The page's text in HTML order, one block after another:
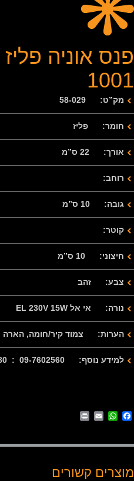
פנס אוניה
1001
מק”ט: 58-029
חומר: פליז
אורך: 22 ס”מ
רוחב:
גובה: 10 ס”מ
קוטר:
חיצוני: 10 ס”מ
צבע: זהב
נורה: אי אל EL 230V 15W
הערות: צמוד קיר/חומה, הארה
למידע נוסף: 09-7602560 : 077-2122280
Facebook
WhatsApp
Email
מוצרים קשורים